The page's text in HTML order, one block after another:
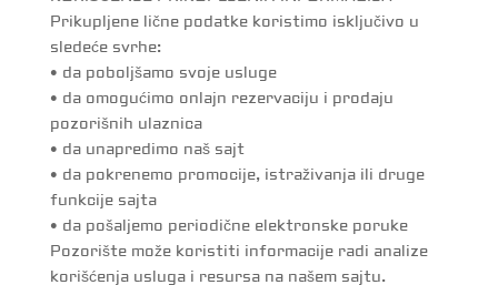
Prikupljene lične podatke koristimo isključivo u
sledeće svrhe:
• da poboljšamo svoje usluge
• da omogućimo onlajn rezervaciju i prodaju
pozorišnih ulaznica
• da unapredimo naš sajt
• da pokrenemo promocije, istraživanja ili druge
funkcije sajta
• da pošaljemo periodične elektronske poruke
Pozorište može koristiti informacije radi analize
korišćenja usluga i resursa na našem sajtu.